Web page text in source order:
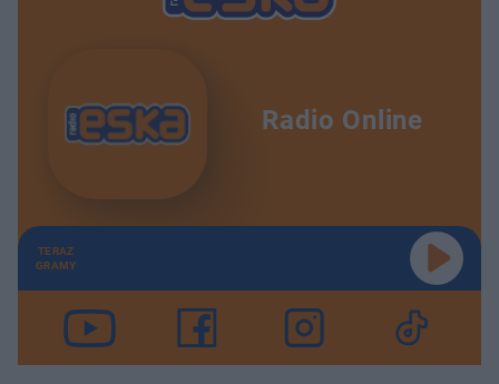
Radio Online
TERAZ
GRAMY